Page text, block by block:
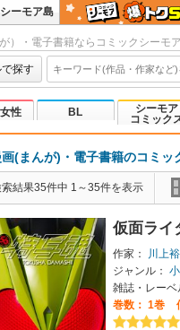
シーモア島
）・電子書籍ならコミックシーモア
探す
性 BL
シーモア
コミック
(まんが)・電子書籍のコミッ
結果35件中 1～35件を表示
仮面ライ
作家：
川上
ジャンル：
雑誌・レーベ
巻数： 1巻